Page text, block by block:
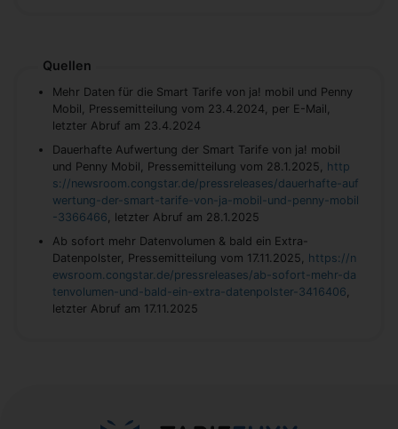
Quellen
Mehr Daten für die Smart Tarife von ja! mobil und Penny
Mobil, Pressemitteilung vom 23.4.2024, per E-Mail,
letzter Abruf am 23.4.2024
Dauerhafte Aufwertung der Smart Tarife von ja! mobil
und Penny Mobil, Pressemitteilung vom 28.1.2025, http
s://newsroom.congstar.de/pressreleases/dauerhafte-auf
wertung-der-smart-tarife-von-ja-mobil-und-penny-mobil
-3366466, letzter Abruf am 28.1.2025
Ab sofort mehr Datenvolumen & bald ein Extra-
Datenpolster, Pressemitteilung vom 17.11.2025, https://n
ewsroom.congstar.de/pressreleases/ab-sofort-mehr-da
tenvolumen-und-bald-ein-extra-datenpolster-3416406,
letzter Abruf am 17.11.2025